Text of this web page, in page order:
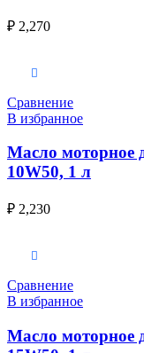
₽ 2,270
Сравнение
В избранное
Масло моторное
10W50, 1 л
₽ 2,230
Сравнение
В избранное
Масло моторное